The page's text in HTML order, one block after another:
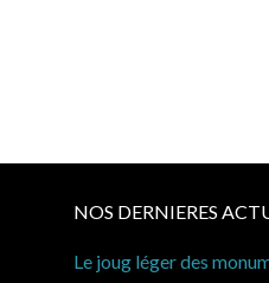
NOS DERNIERES
Le joug léger des